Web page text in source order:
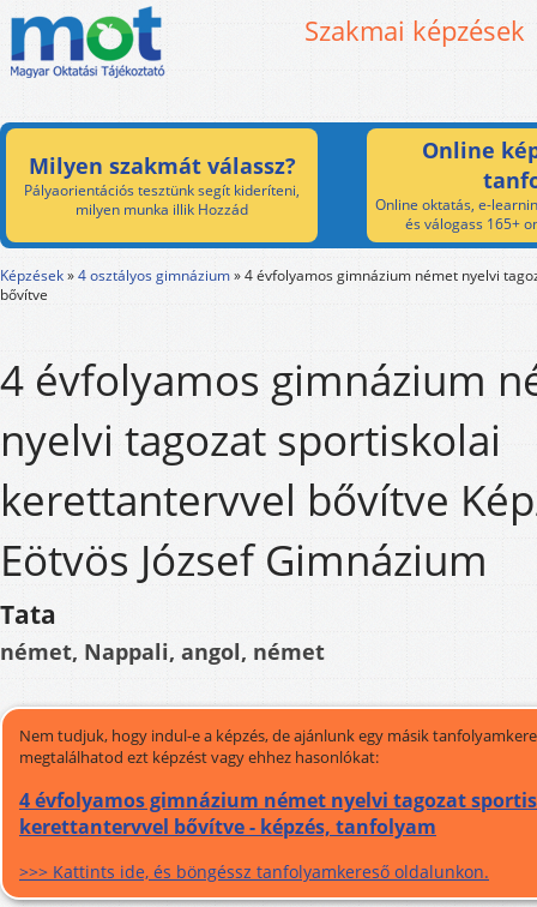
Szakmai képzések
Milyen szakmát válassz?
Pályaorientációs tesztünk segít kideríteni,
milyen munka illik Hozzád
Online
Online oktatás, e-
és válogass 165+
Képzések»4 osztályos gimnázium»4 évfolyamos gimnázium német nyelvi
bővítve
4 évfolyamos gimnázium
nyelvi tagozat sportiskolai
kerettantervvel bővítve
Eötvös József Gimnázium
Tata
német, Nappali, angol, német
Nem tudjuk, hogy indul-e a képzés, de ajánlunk egy másik
megtalálhatod ezt képzést vagy ehhez hasonlókat:
4 évfolyamos gimnázium német nyelvi tagozat
kerettantervvel bővítve - képzés, tanfolyam
>>> Kattints ide, és böngéssz tanfolyamkereső oldalunkon.